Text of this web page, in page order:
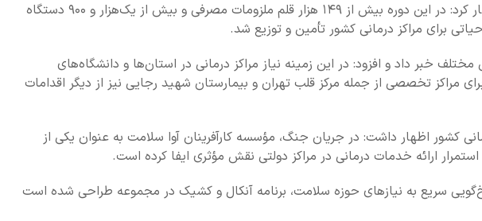
صفوی در ادامه با اشاره به اقدامات انجام‌شده در جریان جنگ اخیر در حوزه تأمین تجهیزات و ملزومات پزشکی اظهار کرد: در این دوره بیش از ۱۴۹ هزار قلم ملزومات مصرفی و بیش از یک‌هزار و ۹۰۰ دستگاه
برای مراکز درمانی کشور تأمین و توزیع شد.
خبر داد و افزود: در این زمینه نیاز مراکز درمانی در استان‌ها و دانشگاه‌های
مراکز تخصصی از جمله مرکز قلب تهران و بیمارستان شهید رجایی نیز از دیگر اقدامات
کشور اظهار داشت: در جریان جنگ، مؤسسه کارآفرینان آوا سلامت به عنوان یکی از
سریع به نیازهای حوزه سلامت، برنامه آنکال و کشیک در مجموعه طراحی شده است